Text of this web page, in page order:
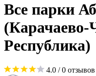
Все парки
(Карачаево-
Республика)
4.0 / 0 отзывов